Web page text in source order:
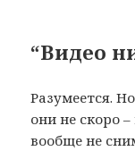
“Видео
Разумеется.
они не скоро
вообще не